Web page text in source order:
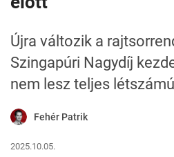
Újra változik a
Szingapúri Nagydíj
nem lesz teljes
Fehér Patrik
2025.10.05.